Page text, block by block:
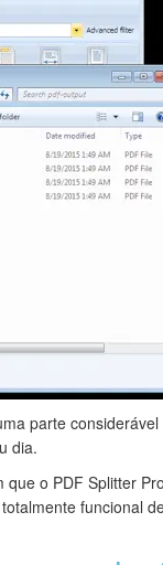
parte
dia.
o PDF Splitter
funcional